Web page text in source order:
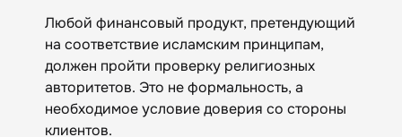
Любой финансовый продукт, претендующий
на соответствие исламским принципам,
должен пройти проверку религиозных
авторитетов. Это не формальность, а
необходимое условие доверия со стороны
клиентов.